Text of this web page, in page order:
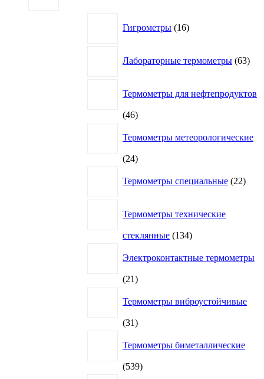
Гигрометры 16товаров
Лабораторные термометры 63
Термометры для нефтепродуктов
4646
Термометры метеорологические
2424
Термометры специальные 22
Термометры технические
стеклянные 134134
Электроконтактные термометры
2121
Термометры виброустойчивые
3131
Термометры биметаллические
539539